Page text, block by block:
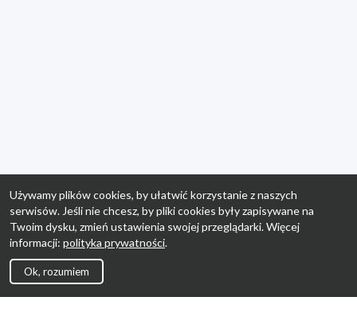
Używamy plików cookies, by ułatwić korzystanie z naszych
serwisów. Jeśli nie chcesz, by pliki cookies były zapisywane na
Twoim dysku, zmień ustawienia swojej przeglądarki. Więcej
informacji: polityka prywatności.
Ok, rozumiem